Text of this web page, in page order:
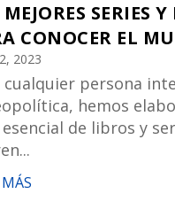
SERIES
CONOCER EL
2023
cualquier persona
hemos
de libros y